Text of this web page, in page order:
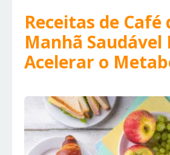
Receitas de Café
Manhã Saudável
Acelerar o